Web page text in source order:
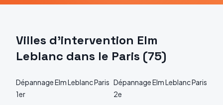
Villes d'intervention Elm
Leblanc dans le Paris (75)
DépannageElm LeblancParis
1er
DépannageElm LeblancParis
2e